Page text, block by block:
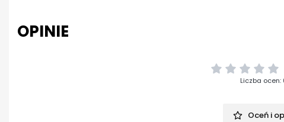
OPINIE
Liczba ocen:
Oceń i